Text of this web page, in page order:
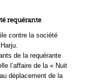
requérante
contre la société
de la requérante
l’affaire de la « Nuit
déplacement de la